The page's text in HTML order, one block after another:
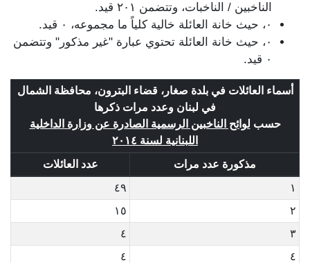
الناخبين / الناخبات، وتتضمن ٢٠١ قيد.
٠، حيث خانة العائلة خالية كلياً ما مجموعه، ٠ قيد.
٠، حيث خانة العائلة تحتوي عبارة "غير مذكور" وتتضمن
٠ قيد.
أسماء العائلات في بلدة صغار، قضاء البترون، محافظة الشمال
في لبنان وعدد مرات ذكرها
حسب لوائح الناخبين الرسمية الصادرة عن وزارة الداخلية
اللبنانية لسنة ٢٠١٤
مذكورة عدد مرات
عدد العائلات
١
٤٩
٢
١٥
٣
٤
٤
٤